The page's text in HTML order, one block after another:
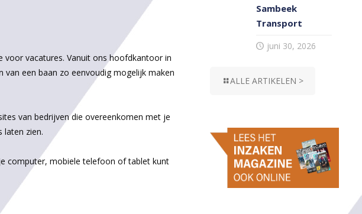
voor vacatures. Vanuit ons hoofdkantoor in
een baan zo eenvoudig mogelijk maken
van bedrijven die overeenkomen met je
laten zien.
computer, mobiele telefoon of tablet kunt
Sambeek
Transport
juni 30, 2026
ALLE ARTIKELEN >